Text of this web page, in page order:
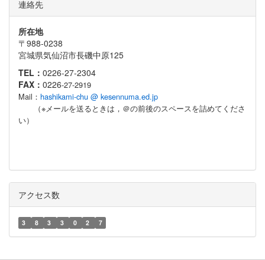
連絡先
所在地
〒988-0238
宮城県気仙沼市長磯中原125
TEL： 0226-27-2304
FAX： 0226-27-2919
Mail： hashikami-chu @ kesennuma.ed.jp
（※メールを送るときは，＠の前後のスペースを詰めてくださ
い）
アクセス数
3 8 3 3 0 2 7